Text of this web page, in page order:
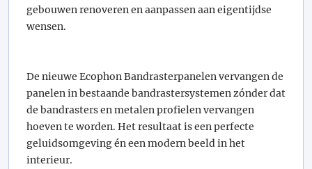
gebouwen renoveren en aanpassen aan eigentijdse
wensen.
De nieuwe Ecophon Bandrasterpanelen vervangen de
panelen in bestaande bandrastersystemen zónder dat
de bandrasters en metalen profielen vervangen
hoeven te worden. Het resultaat is een perfecte
geluidsomgeving én een modern beeld in het
interieur.